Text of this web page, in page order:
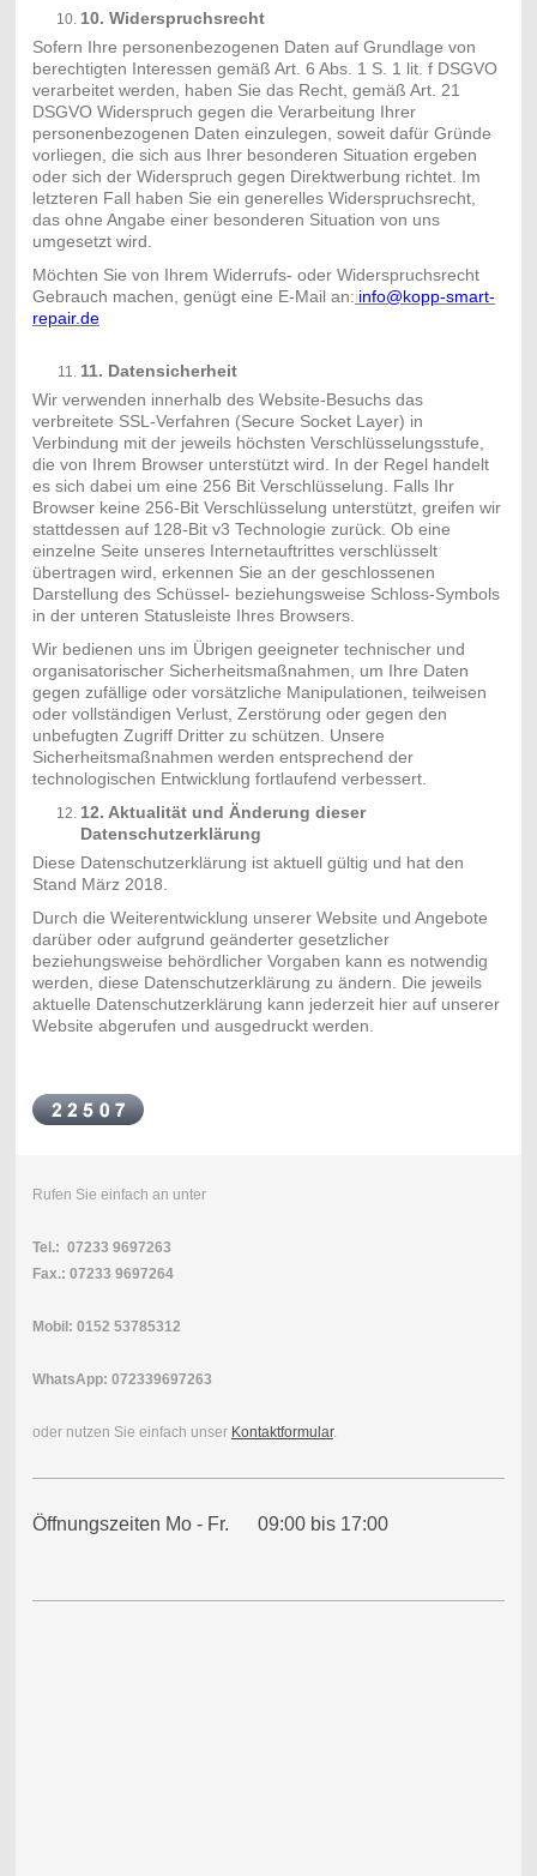
10. Widerspruchsrecht
Sofern Ihre personenbezogenen Daten auf Grundlage von
berechtigten Interessen gemäß Art. 6 Abs. 1 S. 1 lit. f DSGVO
verarbeitet werden, haben Sie das Recht, gemäß Art. 21
DSGVO Widerspruch gegen die Verarbeitung Ihrer
personenbezogenen Daten einzulegen, soweit dafür Gründe
vorliegen, die sich aus Ihrer besonderen Situation ergeben
oder sich der Widerspruch gegen Direktwerbung richtet. Im
letzteren Fall haben Sie ein generelles Widerspruchsrecht,
das ohne Angabe einer besonderen Situation von uns
umgesetzt wird.
Möchten Sie von Ihrem Widerrufs- oder Widerspruchsrecht
Gebrauch machen, genügt eine E-Mail an:iinfo@kopp-smart-
repair.de
11. Datensicherheit
Wir verwenden innerhalb des Website-Besuchs das
verbreitete SSL-Verfahren (Secure Socket Layer) in
Verbindung mit der jeweils höchsten Verschlüsselungsstufe,
die von Ihrem Browser unterstützt wird. In der Regel handelt
es sich dabei um eine 256 Bit Verschlüsselung. Falls Ihr
Browser keine 256-Bit Verschlüsselung unterstützt, greifen wir
stattdessen auf 128-Bit v3 Technologie zurück. Ob eine
einzelne Seite unseres Internetauftrittes verschlüsselt
übertragen wird, erkennen Sie an der geschlossenen
Darstellung des Schüssel- beziehungsweise Schloss-Symbols
in der unteren Statusleiste Ihres Browsers.
Wir bedienen uns im Übrigen geeigneter technischer und
organisatorischer Sicherheitsmaßnahmen, um Ihre Daten
gegen zufällige oder vorsätzliche Manipulationen, teilweisen
oder vollständigen Verlust, Zerstörung oder gegen den
unbefugten Zugriff Dritter zu schützen. Unsere
Sicherheitsmaßnahmen werden entsprechend der
technologischen Entwicklung fortlaufend verbessert.
12. Aktualität und Änderung dieser
Datenschutzerklärung
Diese Datenschutzerklärung ist aktuell gültig und hat den
Stand März 2018.
Durch die Weiterentwicklung unserer Website und Angebote
darüber oder aufgrund geänderter gesetzlicher
beziehungsweise behördlicher Vorgaben kann es notwendig
werden, diese Datenschutzerklärung zu ändern. Die jeweils
aktuelle Datenschutzerklärung kann jederzeit hier auf unserer
Website abgerufen und ausgedruckt werden.
Rufen Sie einfach an unter
Tel.: 07233 9697263
Fax.: 07233 9697264
Mobil: 0152 53785312
WhatsApp: 072339697263
oder nutzen Sie einfach unser Kontaktformular.
Öffnungszeiten Mo - Fr. 09:00 bis 17:00